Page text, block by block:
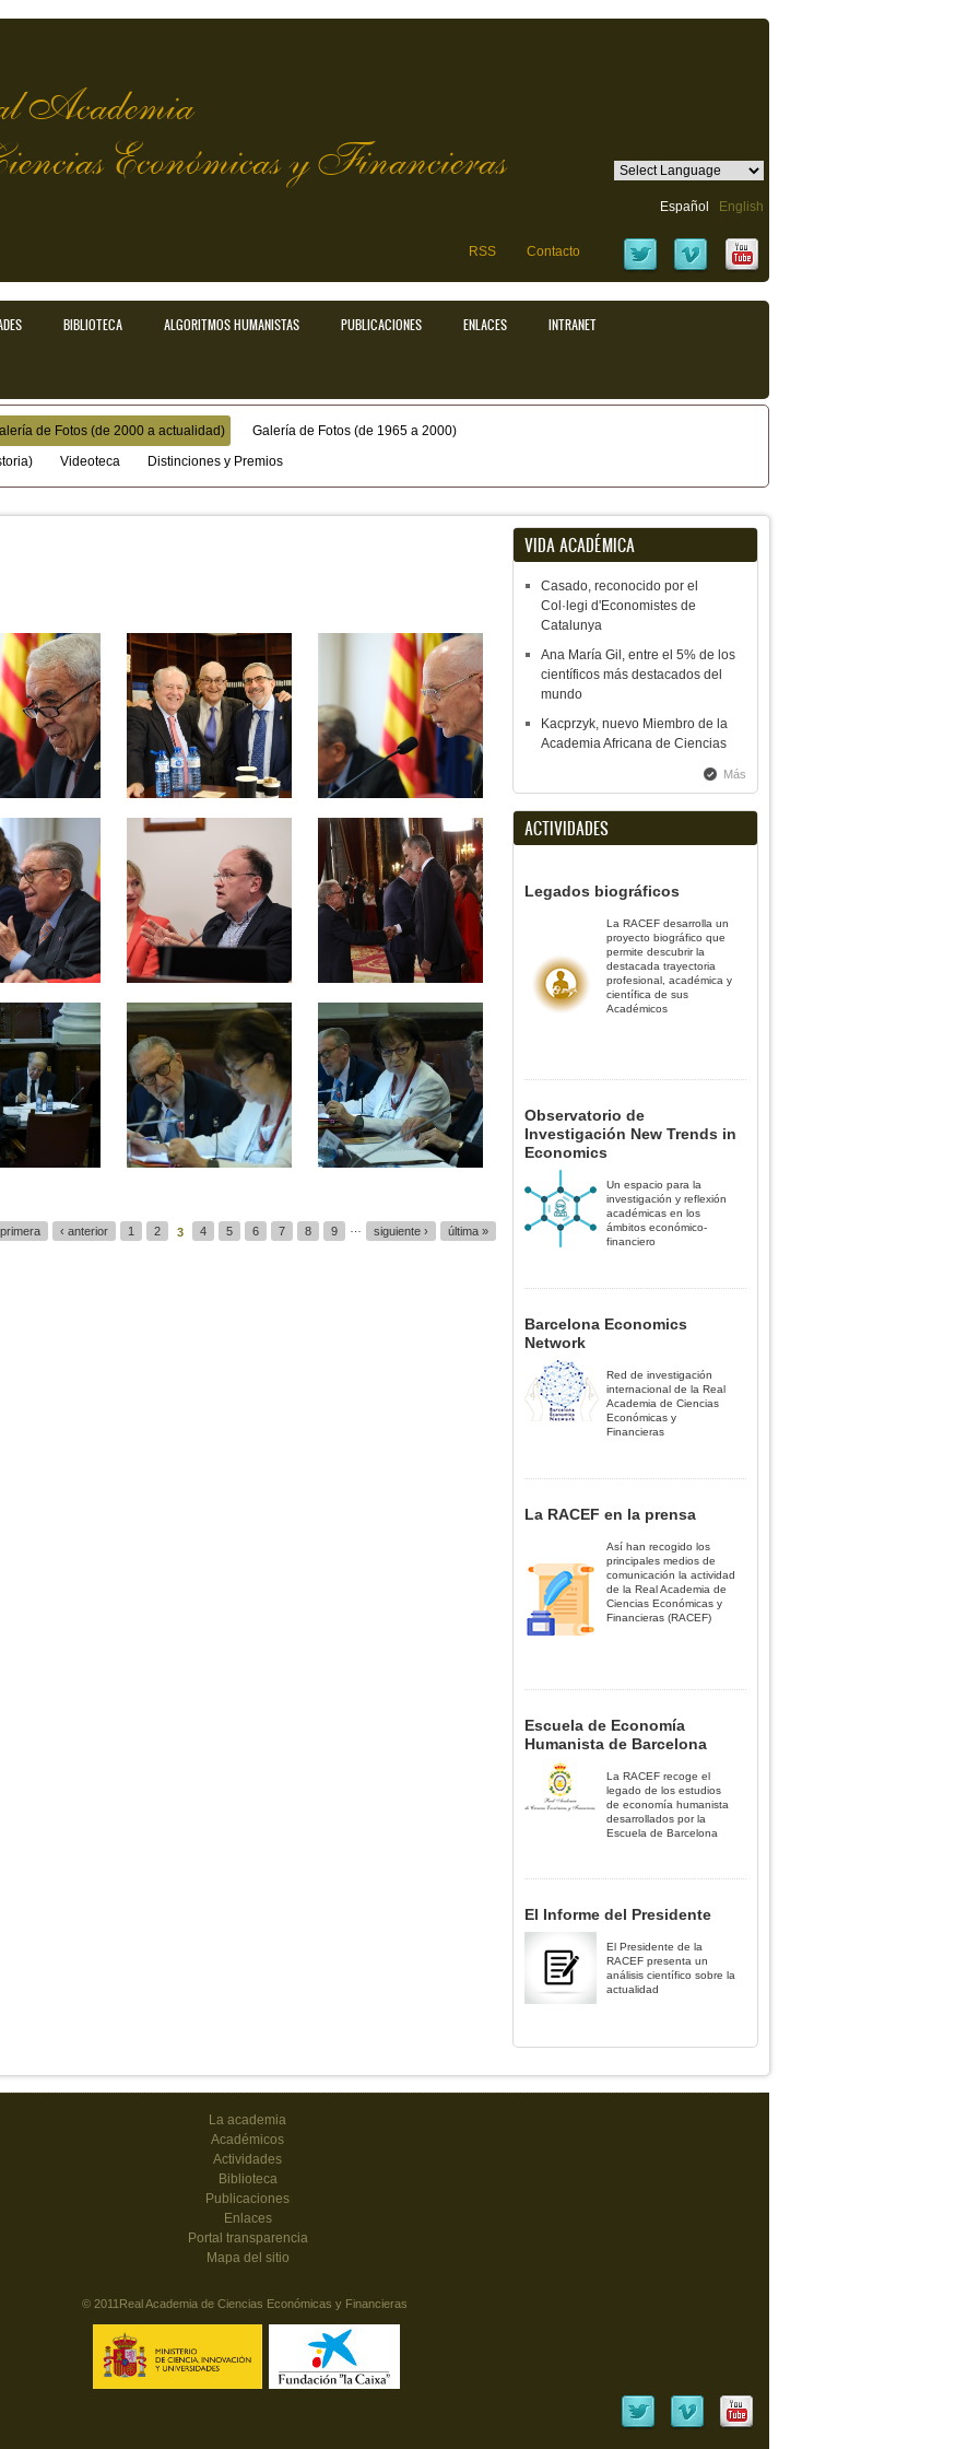
Academia
Económicas y Financieras
Español English
RSS Contacto
BIBLIOTECA ALGORITMOS HUMANISTAS PUBLICACIONES ENLACES INTRANET
de Fotos (de 2000 a actualidad)
Galería de Fotos (de 1965 a 2000)
Videoteca Distinciones y Premios
‹ anterior 1 2 3 4 5 6 7 8 9 siguiente › última »
VIDA ACADÉMICA
Casado, reconocido por el
Col·legi d'Economistes de
Catalunya
Ana María Gil, entre el 5% de los
científicos más destacados del
mundo
Kacprzyk, nuevo Miembro de la
Academia Africana de Ciencias
Más
ACTIVIDADES
Legados biográficos
La RACEF desarrolla un
proyecto biográfico que
permite descubrir la
destacada trayectoria
profesional, académica y
científica de sus
Académicos
Observatorio de
Investigación New Trends in
Economics
Un espacio para la
investigación y reflexión
académicas en los
ámbitos económico-
financiero
Barcelona Economics
Network
Red de investigación
internacional de la Real
Academia de Ciencias
Económicas y
Financieras
La RACEF en la prensa
Así han recogido los
principales medios de
comunicación la actividad
de la Real Academia de
Ciencias Económicas y
Financieras (RACEF)
Escuela de Economía
Humanista de Barcelona
La RACEF recoge el
legado de los estudios
de economía humanista
desarrollados por la
Escuela de Barcelona
El Informe del Presidente
El Presidente de la
RACEF presenta un
análisis científico sobre la
actualidad
La academia
Académicos
Actividades
Biblioteca
Publicaciones
Enlaces
Portal transparencia
Mapa del sitio
© 2011Real Academia de Ciencias Económicas y Financieras